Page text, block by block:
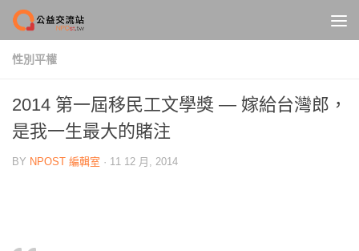
Skip to content
性別平權
2014 第一屆移民工文學獎 — 嫁給台灣郎，
是我一生最大的賭注
BY NPOST 編輯室 · 11 12 月, 2014